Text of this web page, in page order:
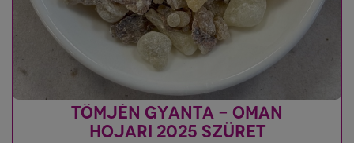
TÖMJÉN GYANTA - OMAN
HOJARI 2025 SZÜRET